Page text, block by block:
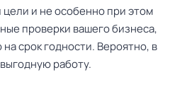
и не особенно при этом
проверки вашего бизнеса,
срок годности. Вероятно, в
работу.